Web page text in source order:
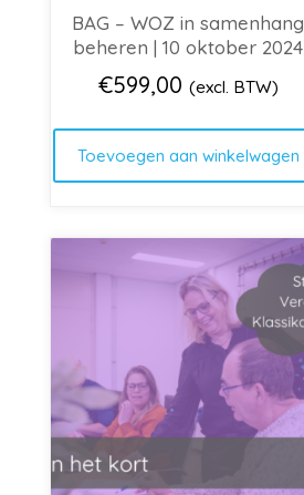
BAG – WOZ in samenhang
beheren | 10 oktober 2024
€599,00 (excl. BTW)
Toevoegen aan winkelwagen